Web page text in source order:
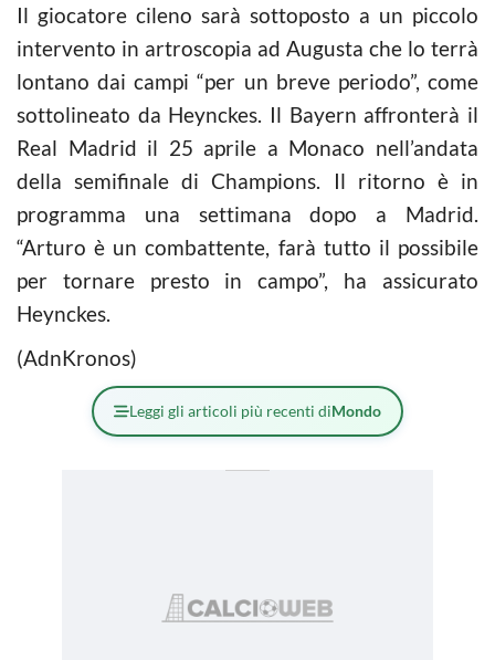
Il giocatore cileno sarà sottoposto a un piccolo
intervento in artroscopia ad Augusta che lo terrà
lontano dai campi “per un breve periodo”, come
sottolineato da Heynckes. Il Bayern affronterà il
Real Madrid il 25 aprile a Monaco nell’andata
della semifinale di Champions. Il ritorno è in
programma una settimana dopo a Madrid.
“Arturo è un combattente, farà tutto il possibile
per tornare presto in campo”, ha assicurato
Heynckes.
(AdnKronos)
Leggi gli articoli più recenti diMondo